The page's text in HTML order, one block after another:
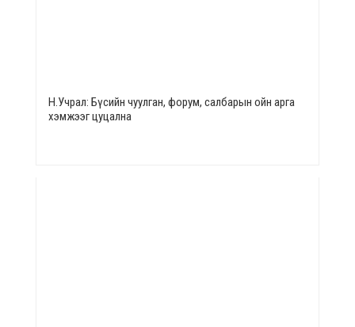
Н.Учрал: Бүсийн чуулган, форум, салбарын ойн арга
хэмжээг цуцална